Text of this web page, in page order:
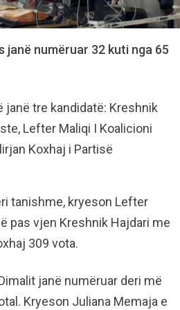
janë numëruar 32 kuti nga 65
janë tre kandidatë: Kreshnik
Lefter Maliqi I Koalicioni
Koxhaj i Partisë
tanishme, kryeson Lefter
pas vjen Kreshnik Hajdari me
309 vota.
janë numëruar deri më
Kryeson Juliana Memaja e